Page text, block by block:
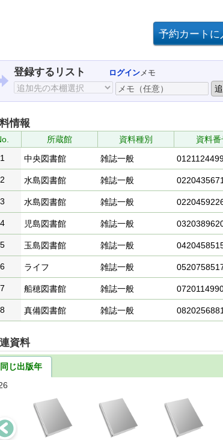
登録するリスト ログインメモ
情報
所蔵館 資料種別 資料番
1
中央図書館 雑誌一般
2 水島図書館 雑誌一般 0220435671
3 水島図書館 雑誌一般
4 児島図書館 雑誌一般
5 玉島図書館 雑誌一般
6 ライフ 雑誌一般
7 船穂図書館 雑誌一般
8 真備図書館 雑誌一般 0820256881
資料
同じ出版年